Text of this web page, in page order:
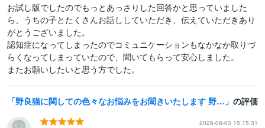
お試し版でしたのでもっとあっさりした回答かと思っていました
ら、うちの子とたくさんお話ししていただき、伝えていただきあり
がとうございました。
認知症になってしまったのでコミュニケーションもなかなか取りづ
らくなってしまっていたので、聞いてもらって安心しました。
またお願いしたいと思う方でした。
野良猫に関しての色々なお悩みをお聞きいたします 野良猫の保護、里親様探し、不妊手術、多頭飼育での賃貸物件探し の評価
2026-08-03 15:15:31